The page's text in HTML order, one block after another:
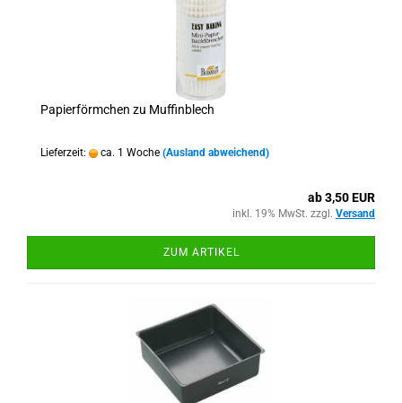
Papierförmchen zu Muffinblech
Lieferzeit: ca. 1 Woche (Ausland abweichend)
ab 3,50 EUR
inkl. 19% MwSt. zzgl. Versand
ZUM ARTIKEL